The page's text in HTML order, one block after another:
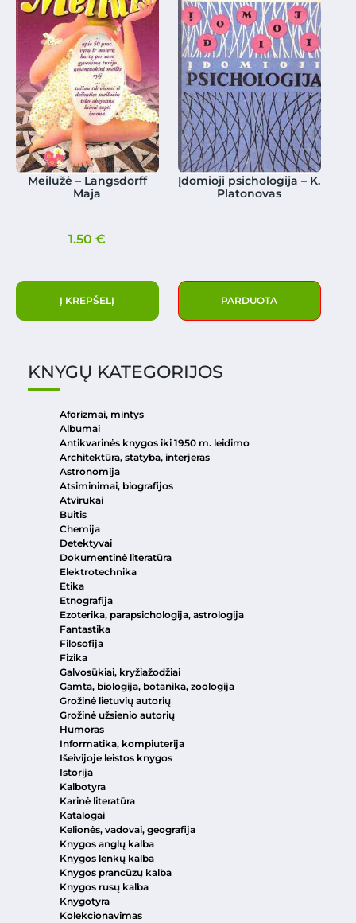
Meilužė – Langsdorff
Maja
1.50€
Į KREPŠELĮ
Įdomioji psichologija – K.
Platonovas
PARDUOTA
KNYGŲ KATEGORIJOS
Aforizmai, mintys
Albumai
Antikvarinės knygos iki 1950 m. leidimo
Architektūra, statyba, interjeras
Astronomija
Atsiminimai, biografijos
Atvirukai
Buitis
Chemija
Detektyvai
Dokumentinė literatūra
Elektrotechnika
Etika
Etnografija
Ezoterika, parapsichologija, astrologija
Fantastika
Filosofija
Fizika
Galvosūkiai, kryžiažodžiai
Gamta, biologija, botanika, zoologija
Grožinė lietuvių autorių
Grožinė užsienio autorių
Humoras
Informatika, kompiuterija
Išeivijoje leistos knygos
Istorija
Kalbotyra
Karinė literatūra
Katalogai
Kelionės, vadovai, geografija
Knygos anglų kalba
Knygos lenkų kalba
Knygos prancūzų kalba
Knygos rusų kalba
Knygotyra
Kolekcionavimas